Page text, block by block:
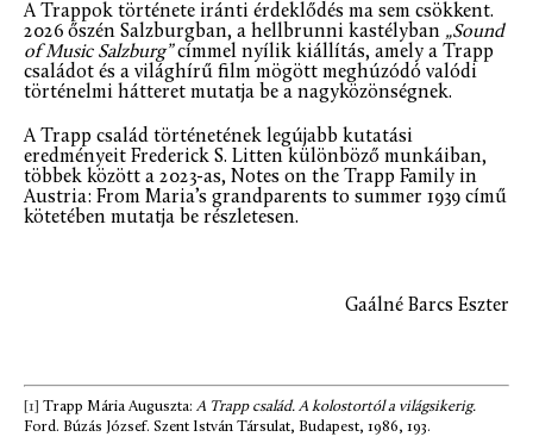
A Trappok története iránti érdeklődés ma sem csökkent.
2026 őszén Salzburgban, a hellbrunni kastélyban „Sound
of Music Salzburg”címmel nyílik kiállítás, amely a Trapp
családot és a világhírű film mögött meghúzódó valódi
történelmi hátteret mutatja be a nagyközönségnek.
A Trapp család történetének legújabb kutatási
eredményeit Frederick S. Litten különböző munkáiban,
többek között a 2023-as, Notes on the Trapp Family in
Austria: From Maria’s grandparents to summer 1939 című
kötetében mutatja be részletesen.
Gaálné Barcs Eszter
[1] Trapp Mária Auguszta: A Trapp család. A kolostortól a világsikerig.
Ford. Búzás József. Szent István Társulat, Budapest, 1986, 193.